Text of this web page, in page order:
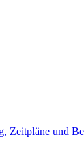
Zeitpläne und